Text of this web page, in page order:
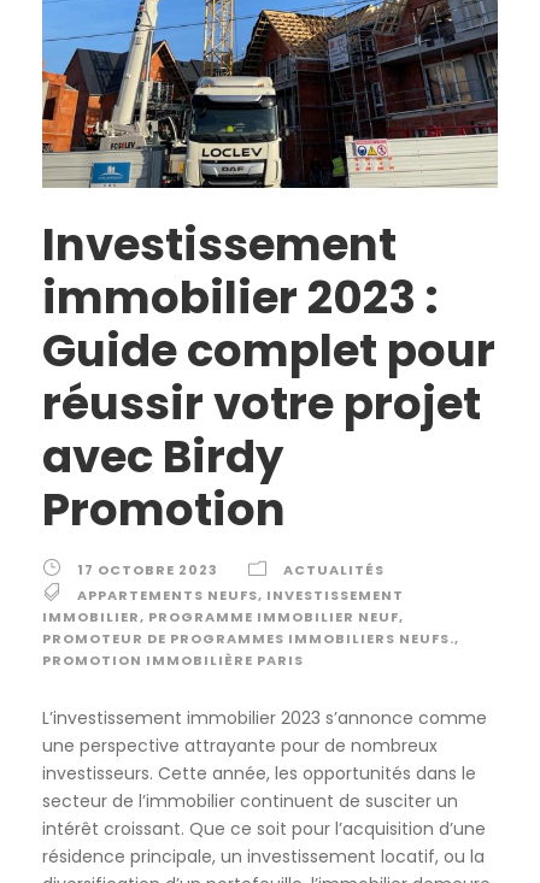
Investissement
immobilier 2023 :
Guide complet pour
réussir votre projet
avec Birdy
Promotion
17 OCTOBRE 2023
ACTUALITÉS
APPARTEMENTS NEUFS, INVESTISSEMENT
IMMOBILIER, PROGRAMME IMMOBILIER NEUF,
PROMOTEUR DE PROGRAMMES IMMOBILIERS NEUFS.,
PROMOTION IMMOBILIÈRE PARIS
L’investissement immobilier 2023 s’annonce comme
une perspective attrayante pour de nombreux
investisseurs. Cette année, les opportunités dans le
secteur de l’immobilier continuent de susciter un
intérêt croissant. Que ce soit pour l’acquisition d’une
résidence principale, un investissement locatif, ou la